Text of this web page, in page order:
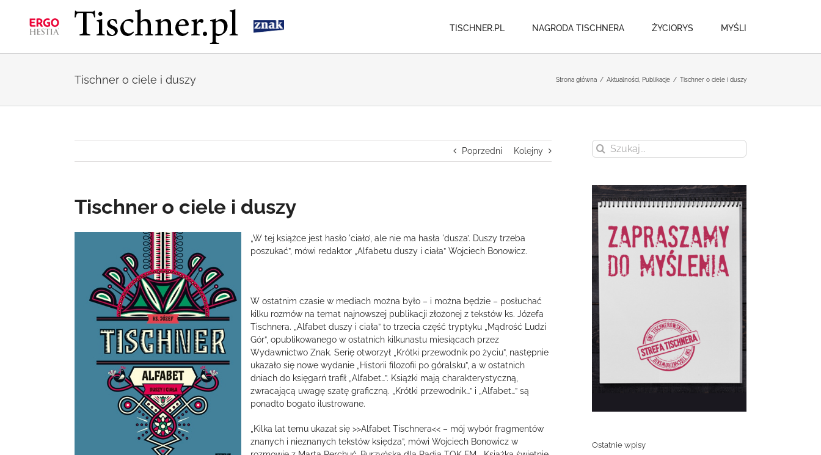
zawartości
TISCHNER.PL NAGRODA TISCHNERA ŻYCIORYS MYŚLI
Tischner o ciele i duszy Strona główna / Aktualności Publikacje / Tischner o ciele i duszy
Poprzedni Kolejny
Tischner o ciele i duszy
„W tej książce jest hasło 'ciało’, ale nie ma hasła 'dusza’. Duszy trzeba
poszukać”, mówi redaktor „Alfabetu duszy i ciała” Wojciech Bonowicz.
W ostatnim czasie w mediach można było – i można będzie – posłuchać
kilku rozmów na temat najnowszej publikacji złożonej z tekstów ks. Józefa
Tischnera. „Alfabet duszy i ciała” to trzecia część tryptyku „Mądrość Ludzi
Gór”, opublikowanego w ostatnich kilkunastu miesiącach przez
Wydawnictwo Znak. Serię otworzył „Krótki przewodnik po życiu”, następnie
ukazało się nowe wydanie „Historii filozofii po góralsku”, a w ostatnich
dniach do księgarń trafił „Alfabet…”. Książki mają charakterystyczną,
zwracającą uwagę szatę graficzną. „Krótki przewodnik…” i „Alfabet…” są
ponadto bogato ilustrowane.
„Kilka lat temu ukazał się >>Alfabet Tischnera<< – mój wybór fragmentów
znanych i nieznanych tekstów księdza”, mówi Wojciech Bonowicz w
Szukaj
Ostatnie wpisy